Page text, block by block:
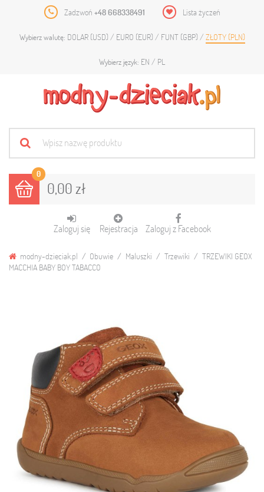
Zadzwoń +48 668338491 Lista życzeń
Wybierz walutę: DOLAR (USD) EURO (EUR) FUNT (GBP) ZŁOTY (PLN)
Wybierz język: EN PL
0
0,00 zł
Zaloguj się Rejestracja Zaloguj z Facebook
modny-dzieciak.pl Obuwie Maluszki Trzewiki
TRZEWIKI GEOX
MACCHIA BABY BOY TABACCO